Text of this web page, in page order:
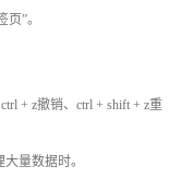
”。
+ z撤销、ctrl + shift + z重
量数据时。